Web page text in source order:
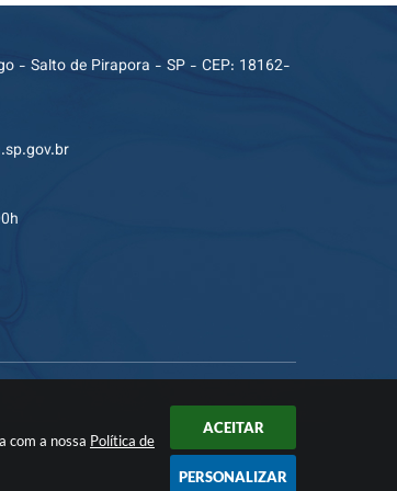
com a nossa Política de
ACEITAR
PERSONALIZAR
- Salto de Pirapora - SP - CEP: 18162-